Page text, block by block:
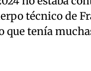
técnico de
que tenía